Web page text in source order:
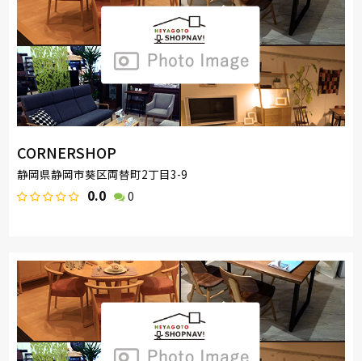
CORNERSHOP
静岡県静岡市葵区両替町2丁目3-9
0.0 0